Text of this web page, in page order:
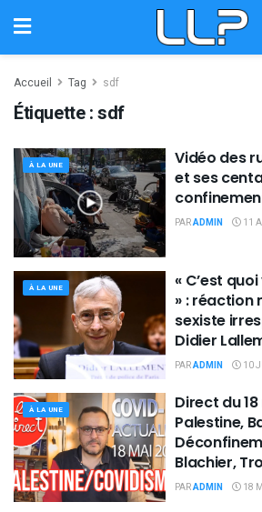
Accueil Tag sdf
Étiquette :sdf
À LA UNE
Vidéo des
et ses
PARADMIN 11
À LA UNE
« C’est
» : réaction
sexiste
Didier
sénatrice
PARADMIN 10
À LA UNE
Direct du 18
Palestine,
Blachier,
PARADMIN 18